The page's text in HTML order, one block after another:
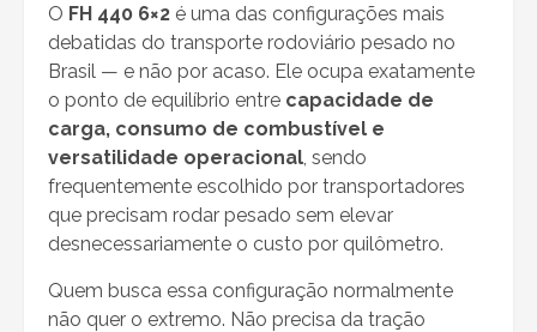
O FH 440 6×2 é uma das configurações mais
debatidas do transporte rodoviário pesado no
Brasil — e não por acaso. Ele ocupa exatamente
o ponto de equilíbrio entre capacidade de
carga, consumo de combustível e
versatilidade operacional, sendo
frequentemente escolhido por transportadores
que precisam rodar pesado sem elevar
desnecessariamente o custo por quilômetro.
Quem busca essa configuração normalmente
não quer o extremo. Não precisa da tração